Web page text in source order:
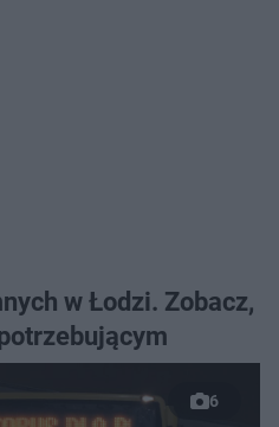
w Łodzi. Zobacz,
6